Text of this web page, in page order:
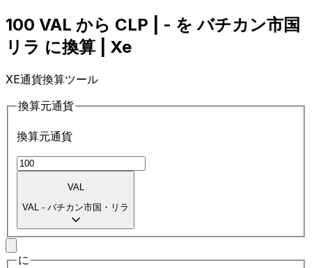
100 VAL から CLP | - を バチカン市国
リラ に換算 | Xe
XE通貨換算ツール
換算元通貨
換算元通貨
VAL
VAL - バチカン市国・リラ
に